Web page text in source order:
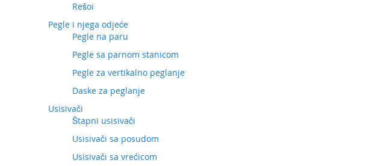
Rešoi
Pegle i njega odjeće
Pegle na paru
Pegle sa parnom stanicom
Pegle za vertikalno peglanje
Daske za peglanje
Usisivači
Štapni usisivači
Usisivači sa posudom
Usisivači sa vrećicom